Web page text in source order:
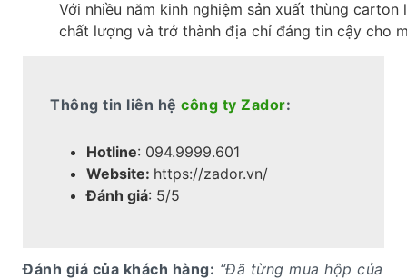
Với nhiều năm kinh nghiệm sản xuất thùng
chất lượng và trở thành địa chỉ đáng tin cậy cho
Thông tin liên hệ công ty Zador:
Hotline: 094.9999.601
Website: https://zador.vn/
Đánh giá: 5/5
Đánh giá của khách hàng: “Đã từng mua hộp của